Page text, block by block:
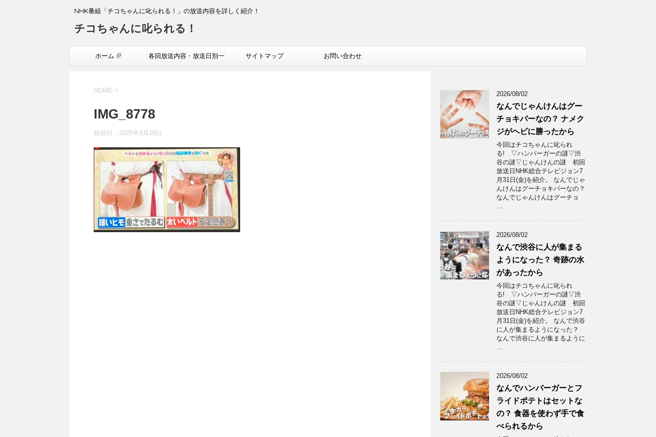
NHK番組「チコちゃんに叱られる！」の放送内容を詳しく紹介！
チコちゃんに叱られる！
ホーム 各回放送内容・放送日別一 サイトマップ お問い合わせ
HOME >
IMG_8778
投稿日： 2025年9月28日
2026/08/02
なんでじゃんけんはグー
チョキパーなの？ ナメク
ジがヘビに勝ったから
今回はチコちゃんに叱られ
る! ▽ハンバーガーの謎▽渋
谷の謎▽じゃんけんの謎 初回
放送日NHK総合テレビジョン7
月31日(金)を紹介。 なんでじゃ
んけんはグーチョキパーなの？
なんでじゃんけんはグーチョ
…
2026/08/02
なんで渋谷に人が集まる
ようになった？ 奇跡の水
があったから
今回はチコちゃんに叱られ
る! ▽ハンバーガーの謎▽渋
谷の謎▽じゃんけんの謎 初回
放送日NHK総合テレビジョン7
月31日(金)を紹介。 なんで渋谷
に人が集まるようになった？
なんで渋谷に人が集まるように
…
2026/08/02
なんでハンバーガーとフ
ライドポテトはセットな
の？ 食器を使わず手で食
べられるから